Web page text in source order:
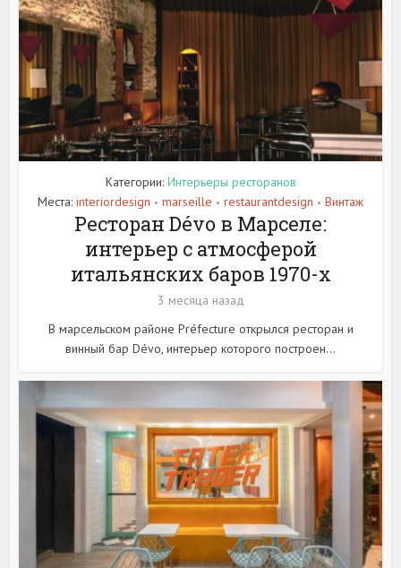
Категории: Интерьеры ресторанов
Места: interiordesign • marseille • restaurantdesign • Винтаж
Ресторан Dévo в Марселе:
интерьер с атмосферой
итальянских баров 1970-х
3 месяца назад
В марсельском районе Préfecture открылся ресторан и
винный бар Dévo, интерьер которого построен...